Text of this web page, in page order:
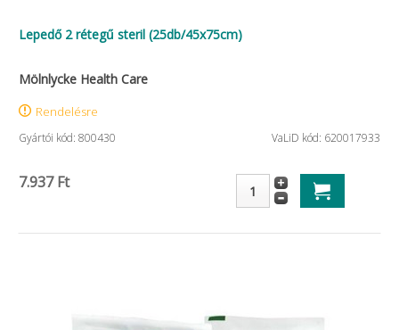
Lepedő 2 rétegű steril (25db/45x75cm)
Mölnlycke Health Care
Rendelésre
Gyártói kód: 800430 VaLiD kód: 620017933
7.937 Ft